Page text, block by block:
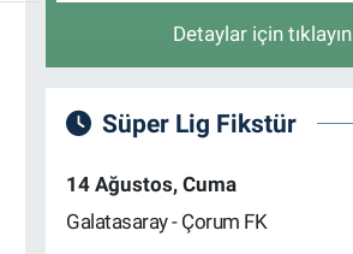
Detaylar için tıklayın
Süper Lig Fikstür
14 Ağustos, Cuma
Galatasaray - Çorum FK